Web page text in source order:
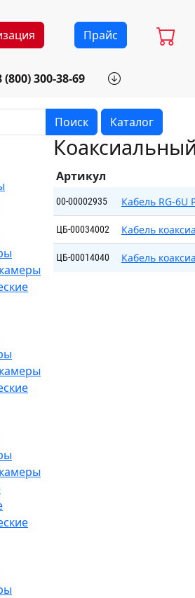
Прайс
(800) 300-38-69
Будни: 8.30 - 17.00
Поиск Каталог
Артикул
00-00002935 Кабель RG-6U
ЦБ-00034002 Кабель
ЦБ-00014040 Кабель